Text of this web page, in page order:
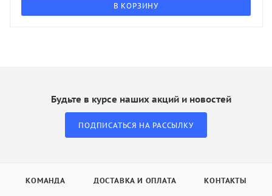
В КОРЗИНУ
Будьте в курсе наших акций и новостей
ПОДПИСАТЬСЯ НА РАССЫЛКУ
КОМАНДА ДОСТАВКА И ОПЛАТА КОНТАКТЫ